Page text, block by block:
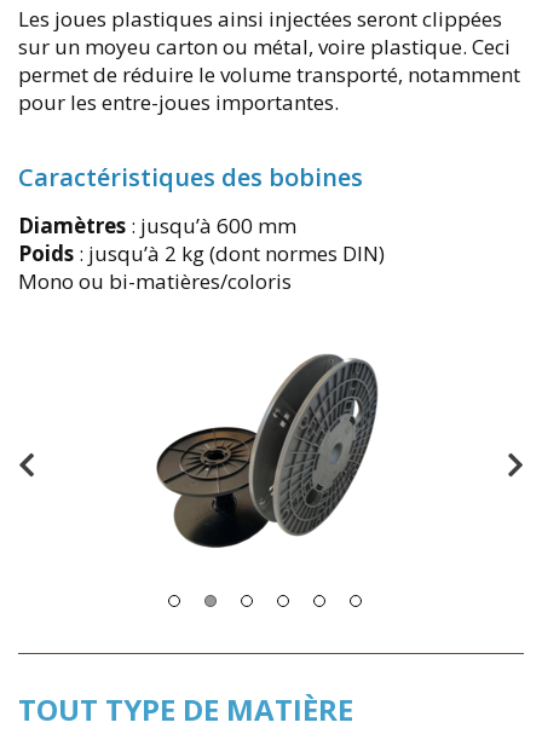
Les joues plastiques ainsi injectées seront clippées
sur un moyeu carton ou métal, voire plastique. Ceci
permet de réduire le volume transporté, notamment
pour les entre-joues importantes.
Caractéristiques des bobines
Diamètres : jusqu’à 600 mm
Poids : jusqu’à 2 kg (dont normes DIN)
Mono ou bi-matières/coloris
TOUT TYPE DE MATIÈRE